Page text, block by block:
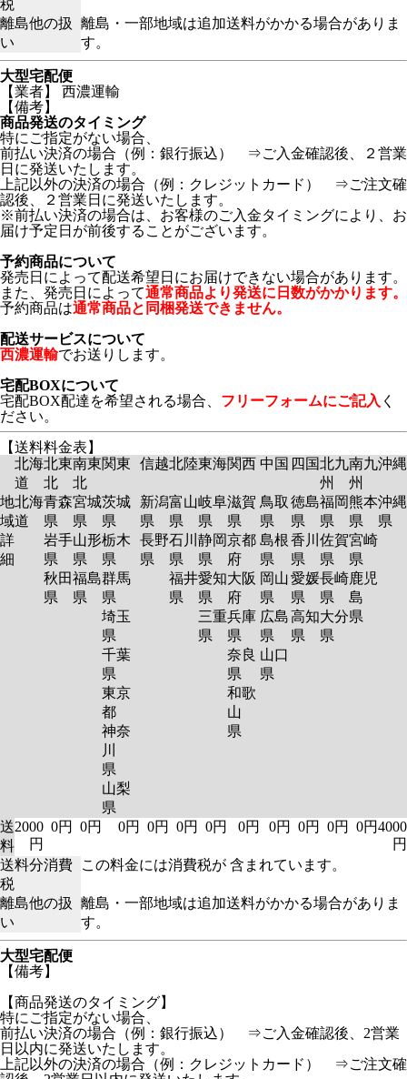
税
離島他の扱
い
離島・一部地域は追加送料がかかる場合がありま
す。
大型宅配便
【業者】 西濃運輸
【備考】
商品発送のタイミング
特にご指定がない場合、
前払い決済の場合（例：銀行振込） ⇒ご入金確認後、２営業
日に発送いたします。
上記以外の決済の場合（例：クレジットカード） ⇒ご注文確
認後、２営業日に発送いたします。
※前払い決済の場合は、お客様のご入金タイミングにより、お
届け予定日が前後することがございます。
予約商品について
発売日によって配送希望日にお届けできない場合があります。
また、発売日によって通常商品より発送に日数がかかります。
予約商品は通常商品と同梱発送できません。
配送サービスについて
西濃運輸でお送りします。
宅配BOXについて
宅配BOX配達を希望される場合、 フリーフォームにご記入 く
ださい。
【送料料金表】
北海
道
北東
北
南東
北
関東 信越北陸東海関西 中国 四国北九
州
南九
州
沖縄
地
域
詳
細
北海
道
青森
県
岩手
県
秋田
県
宮城
県
山形
県
福島
県
茨城
県
栃木
県
群馬
県
埼玉
県
千葉
県
東京
都
神奈
川
県
山梨
県
新潟
県
長野
県
富山
県
石川
県
福井
県
岐阜
県
静岡
県
愛知
県
三重
県
滋賀
県
京都
府
大阪
府
兵庫
県
奈良
県
和歌
山
県
鳥取
県
島根
県
岡山
県
広島
県
山口
県
徳島
県
香川
県
愛媛
県
高知
県
福岡
県
佐賀
県
長崎
県
大分
県
熊本
県
宮崎
県
鹿児
島
県
沖縄
県
送
料
2000
円
0円 0円 0円 0円 0円 0円 0円 0円 0円 0円 0円4000
円
送料分消費
税
この料金には消費税が 含まれています。
離島他の扱
い
離島・一部地域は追加送料がかかる場合がありま
す。
大型宅配便
【備考】
【商品発送のタイミング】
特にご指定がない場合、
前払い決済の場合（例：銀行振込） ⇒ご入金確認後、2営業
日以内に発送いたします。
上記以外の決済の場合（例：クレジットカード） ⇒ご注文確